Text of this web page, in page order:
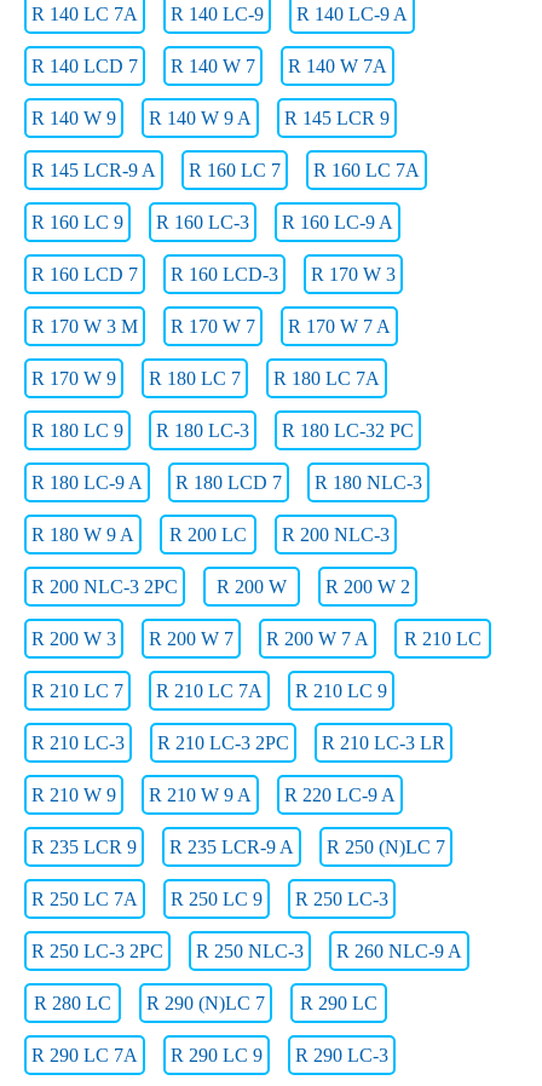
R 140 LC 7A R 140 LC-9 R 140 LC-9 A
R 140 LCD 7 R 140 W 7 R 140 W 7A
R 140 W 9 R 140 W 9 A R 145 LCR 9
R 145 LCR-9 A R 160 LC 7 R 160 LC 7A
R 160 LC 9 R 160 LC-3 R 160 LC-9 A
R 160 LCD 7 R 160 LCD-3 R 170 W 3
R 170 W 3 M R 170 W 7 R 170 W 7 A
R 170 W 9 R 180 LC 7 R 180 LC 7A
R 180 LC 9 R 180 LC-3 R 180 LC-32 PC
R 180 LC-9 A R 180 LCD 7 R 180 NLC-3
R 180 W 9 A R 200 LC R 200 NLC-3
R 200 NLC-3 2PC R 200 W R 200 W 2
R 200 W 3 R 200 W 7 R 200 W 7 A R 210 LC
R 210 LC 7 R 210 LC 7A R 210 LC 9
R 210 LC-3 R 210 LC-3 2PC R 210 LC-3 LR
R 210 W 9 R 210 W 9 A R 220 LC-9 A
R 235 LCR 9 R 235 LCR-9 A R 250 (N)LC 7
R 250 LC 7A R 250 LC 9 R 250 LC-3
R 250 LC-3 2PC R 250 NLC-3 R 260 NLC-9 A
R 280 LC R 290 (N)LC 7 R 290 LC
R 290 LC 7A R 290 LC 9 R 290 LC-3